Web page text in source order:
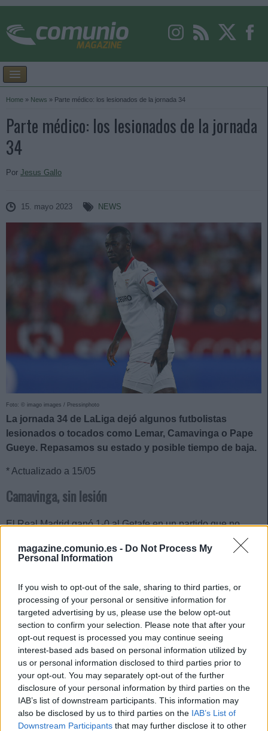
magazine.comunio.es - Do Not Process My
Personal Information
If you wish to opt-out of the sale, sharing to third parties, or
processing of your personal or sensitive information for
targeted advertising by us, please use the below opt-out
section to confirm your selection. Please note that after your
opt-out request is processed you may continue seeing
interest-based ads based on personal information utilized by
us or personal information disclosed to third parties prior to
your opt-out. You may separately opt-out of the further
disclosure of your personal information by third parties on the
IAB’s list of downstream participants. This information may
also be disclosed by us to third parties on the IAB’s List of
Downstream Participants that may further disclose it to other
Home » News » Parte médico: los lesionados de la jornada 34
Parte médico: los lesionados de la jornada
34
Por Jesus Gallo
15. mayo 2023 NEWS
Foto: © imago images / Pressinphoto
La jornada 34 de LaLiga dejó algunos futbolistas
lesionados o tocados como Lemar, Camavinga o Pape
Gueye. Repasamos su estado y posible tiempo de baja.
* Actualizado a 15/05
Camavinga, sin lesión
El Real Madrid ganó 1-0 al Getafe en un partido que no
pudo terminar Eduardo Camavinga. El futbolista francés
sufrió un golpe en la rodilla y tuvo que ser sustituido por
gravedad y ha entrado en la convocatoria para jugar en
Champions ante el Manchester City.
Pape Gueye, lesionado en un tobillo
El centrocampista del Sevilla fue sustituido en el minuto 76
del encuentro ante el Real Valladolid por problemas en un
tobillo. Mendilibar comunicó en rueda de prensa que la
lesión de Gueye no era grave y que se trataba tan sólo de
un «golpe» que no debería impedirle jugar el derbi